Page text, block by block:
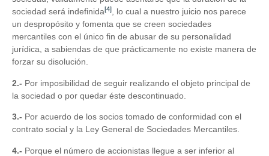
sociedad será indefinida[4], lo cual a nuestro juicio nos parece
un despropósito y fomenta que se creen sociedades
mercantiles con el único fin de abusar de su personalidad
jurídica, a sabiendas de que prácticamente no existe manera de
forzar su disolución.
2.- Por imposibilidad de seguir realizando el objeto principal de
la sociedad o por quedar éste descontinuado.
3.- Por acuerdo de los socios tomado de conformidad con el
contrato social y la Ley General de Sociedades Mercantiles.
4.- Porque el número de accionistas llegue a ser inferior al